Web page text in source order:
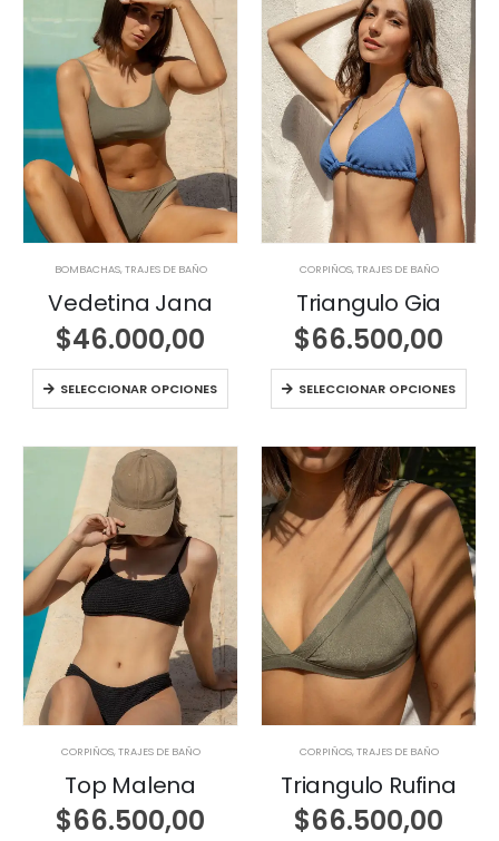
BOMBACHAS,TRAJES DE BAÑO
Vedetina Jana
$46.000,00
SELECCIONAR OPCIONES
CORPIÑOS,TRAJES DE BAÑO
Triangulo Gia
$66.500,00
SELECCIONAR OPCIONES
CORPIÑOS,TRAJES DE BAÑO
Top Malena
$66.500,00
CORPIÑOS,TRAJES DE BAÑO
Triangulo Rufina
$66.500,00